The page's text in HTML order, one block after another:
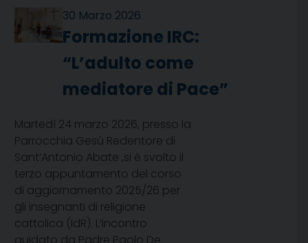
30 Marzo 2026
Formazione IRC:
“L’adulto come
mediatore di Pace”
Martedì 24 marzo 2026, presso la
Parrocchia Gesù Redentore di
Sant’Antonio Abate ,si è svolto il
terzo appuntamento del corso
di aggiornamento 2025/26 per
gli insegnanti di religione
cattolica (IdR). L’incontro